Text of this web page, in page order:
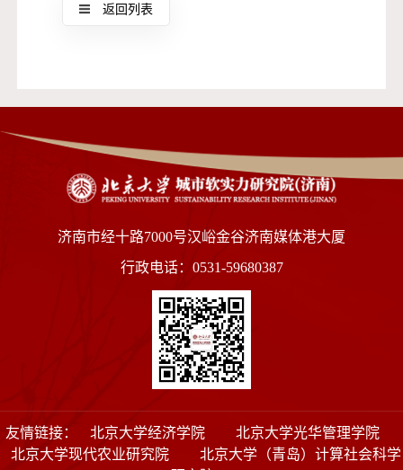
返回列表
济南市经十路7000号汉峪金谷济南媒体港大厦
行政电话：0531-59680387
友情链接： 北京大学经济学院
北京大学光华管理学院
北京大学现代农业研究院
北京大学（青岛）计算社会科学